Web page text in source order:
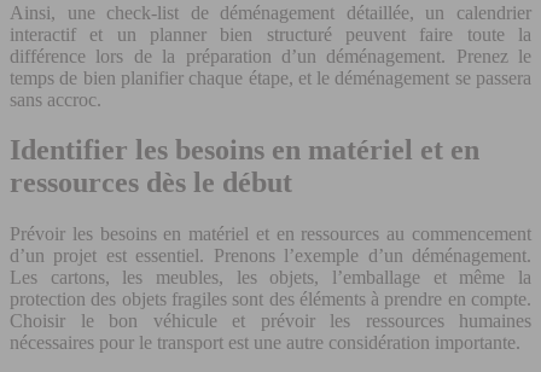
Ainsi, une check-list de déménagement détaillée, un calendrier
interactif et un planner bien structuré peuvent faire toute la
différence lors de la préparation d’un déménagement. Prenez le
temps de bien planifier chaque étape, et le déménagement se passera
sans accroc.
Identifier les besoins en matériel et en
ressources dès le début
Prévoir les besoins en matériel et en ressources au commencement
d’un projet est essentiel. Prenons l’exemple d’un déménagement.
Les cartons, les meubles, les objets, l’emballage et même la
protection des objets fragiles sont des éléments à prendre en compte.
Choisir le bon véhicule et prévoir les ressources humaines
nécessaires pour le transport est une autre considération importante.